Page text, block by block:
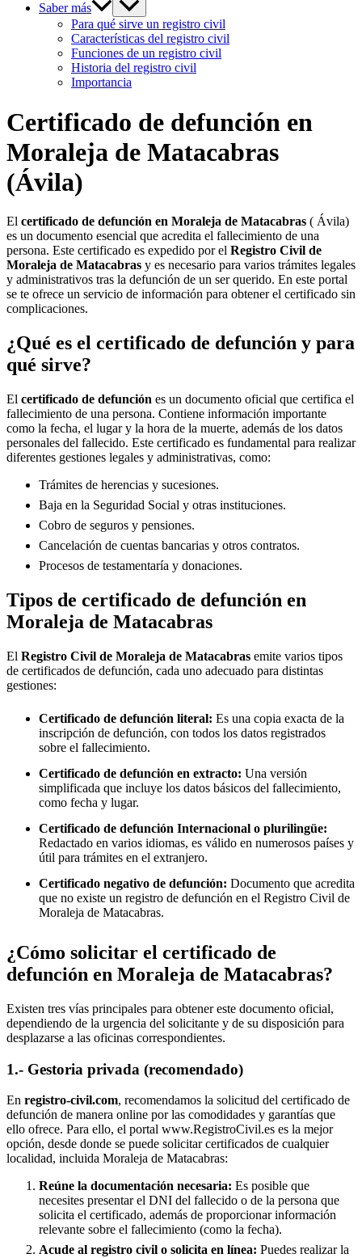
Saber más
Para qué sirve un registro civil
Características del registro civil
Funciones de un registro civil
Historia del registro civil
Importancia
Certificado de defunción en
Moraleja de Matacabras
(Ávila)
El certificado de defunción en Moraleja de Matacabras ( Ávila)
es un documento esencial que acredita el fallecimiento de una
persona. Este certificado es expedido por el Registro Civil de
Moraleja de Matacabras y es necesario para varios trámites legales
y administrativos tras la defunción de un ser querido. En este portal
se te ofrece un servicio de información para obtener el certificado sin
complicaciones.
¿Qué es el certificado de defunción y para
qué sirve?
El certificado de defunción es un documento oficial que certifica el
fallecimiento de una persona. Contiene información importante
como la fecha, el lugar y la hora de la muerte, además de los datos
personales del fallecido. Este certificado es fundamental para realizar
diferentes gestiones legales y administrativas, como:
Trámites de herencias y sucesiones.
Baja en la Seguridad Social y otras instituciones.
Cobro de seguros y pensiones.
Cancelación de cuentas bancarias y otros contratos.
Procesos de testamentaría y donaciones.
Tipos de certificado de defunción en
Moraleja de Matacabras
El Registro Civil de Moraleja de Matacabras emite varios tipos
de certificados de defunción, cada uno adecuado para distintas
gestiones:
Certificado de defunción literal: Es una copia exacta de la
inscripción de defunción, con todos los datos registrados
sobre el fallecimiento.
Certificado de defunción en extracto: Una versión
simplificada que incluye los datos básicos del fallecimiento,
como fecha y lugar.
Certificado de defunción Internacional o plurilingüe:
Redactado en varios idiomas, es válido en numerosos países y
útil para trámites en el extranjero.
Certificado negativo de defunción: Documento que acredita
que no existe un registro de defunción en el Registro Civil de
Moraleja de Matacabras.
¿Cómo solicitar el certificado de
defunción en Moraleja de Matacabras?
Existen tres vías principales para obtener este documento oficial,
dependiendo de la urgencia del solicitante y de su disposición para
desplazarse a las oficinas correspondientes.
1.- Gestoria privada (recomendado)
En registro-civil.com, recomendamos la solicitud del certificado de
defunción de manera online por las comodidades y garantías que
ello ofrece. Para ello, el portal www.RegistroCivil.es es la mejor
opción, desde donde se puede solicitar certificados de cualquier
localidad, incluida Moraleja de Matacabras:
Reúne la documentación necesaria: Es posible que
necesites presentar el DNI del fallecido o de la persona que
solicita el certificado, además de proporcionar información
relevante sobre el fallecimiento (como la fecha).
Acude al registro civil o solicita en línea: Puedes realizar la